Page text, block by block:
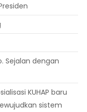
Sejalan dengan
KUHAP baru
sistem